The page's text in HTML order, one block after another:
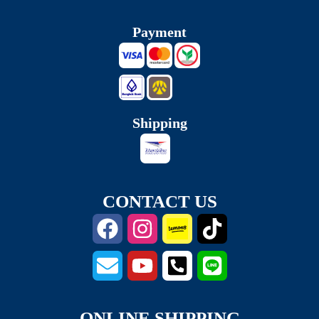
Payment
Shipping
CONTACT US